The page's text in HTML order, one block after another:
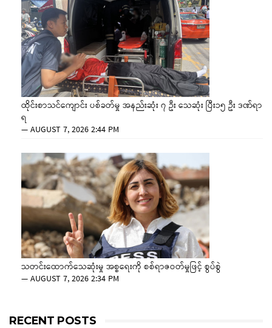
ထိုင်းစာသင်ကျောင်း ပစ်ခတ်မှု အနည်းဆုံး ၇ ဦး သေဆုံး ပြီး၁၅ ဦး ဒဏ်ရာ
ရ
—AUGUST 7, 2026 2:44 PM
သတင်းထောက်သေဆုံးမှု အစ္စရေးကို စစ်ရာဇဝတ်မှုဖြင့် စွပ်စွဲ
—AUGUST 7, 2026 2:34 PM
RECENT POSTS